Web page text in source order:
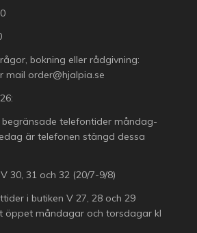
bokning eller rådgivning:
mail order@hjalpia.se
begränsade telefontider måndag-
är telefonen stängd dessa
30, 31 och 32 (20/7-9/8)
i butiken V 27, 28 och 29
öppet måndagar och torsdagar kl